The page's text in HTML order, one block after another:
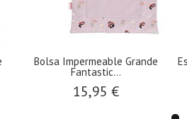
Bolsa Impermeable Grande
Fantastic...
15,95 €